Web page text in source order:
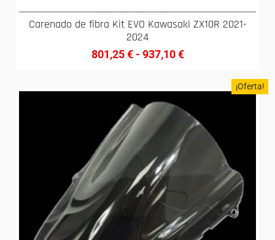
Carenado de fibra Kit EVO Kawasaki ZX10R 2021-
2024
801,25€ - 937,10€
¡Oferta!